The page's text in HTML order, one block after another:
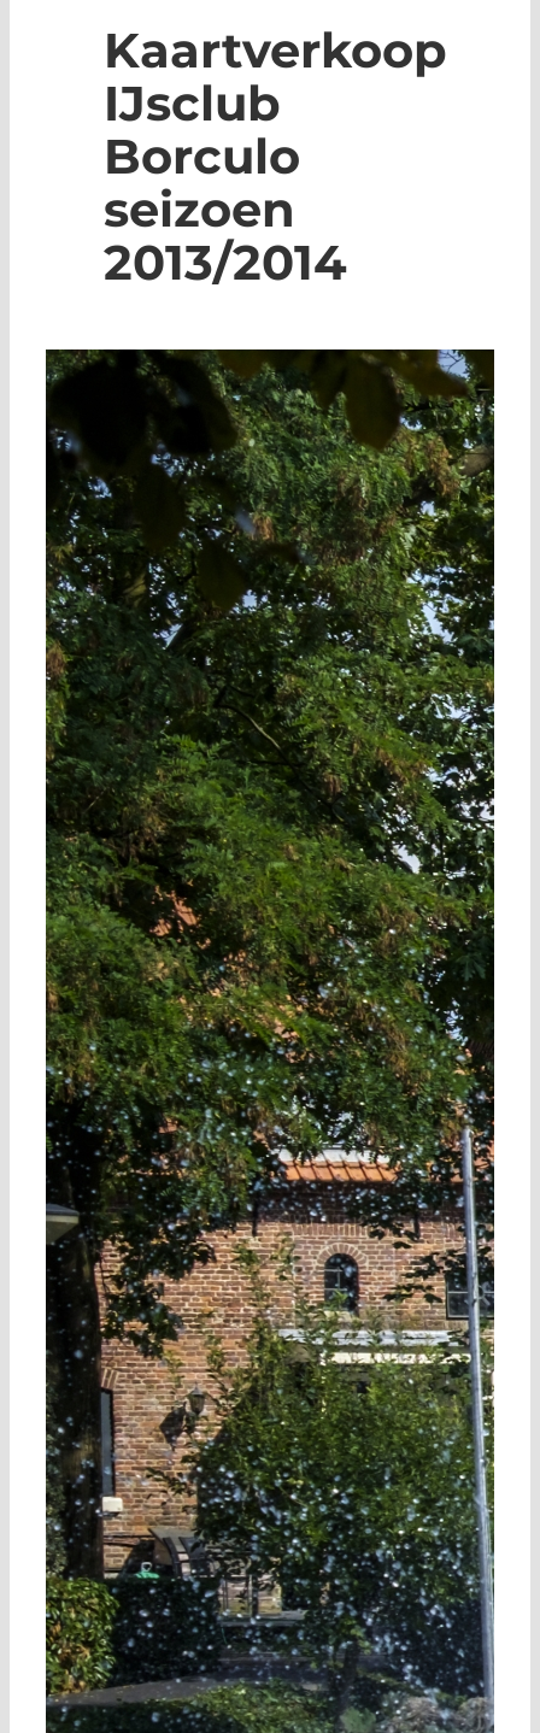
Kaartverkoop
IJsclub
Borculo
seizoen
2013/2014